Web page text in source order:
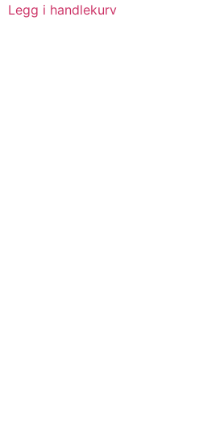
Legg i handlekurv